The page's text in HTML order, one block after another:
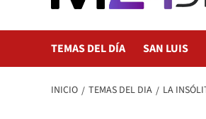
TEMAS DEL DÍA SAN LUIS
INICIO TEMAS DEL DIA LA